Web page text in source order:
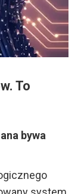
To
bywa